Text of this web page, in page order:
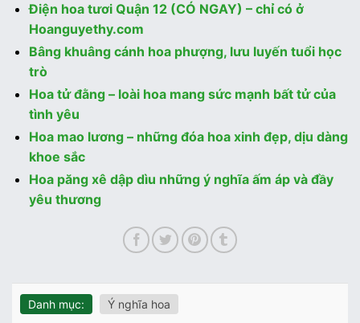
Điện hoa tươi Quận 12 (CÓ NGAY) – chỉ có ở
Hoanguyethy.com
Bâng khuâng cánh hoa phượng, lưu luyến tuổi học
trò
Hoa tử đằng – loài hoa mang sức mạnh bất tử của
tình yêu
Hoa mao lương – những đóa hoa xinh đẹp, dịu dàng
khoe sắc
Hoa păng xê dập dìu những ý nghĩa ấm áp và đầy
yêu thương
Danh mục: Ý nghĩa hoa